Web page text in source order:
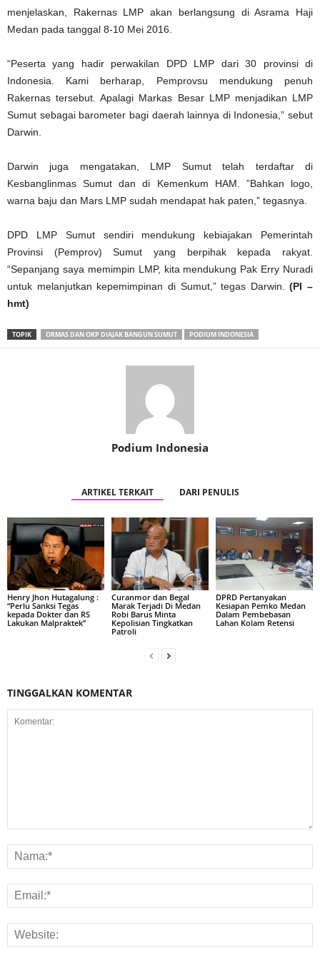
menjelaskan, Rakernas LMP akan berlangsung di Asrama Haji
Medan pada tanggal 8-10 Mei 2016.
“Peserta yang hadir perwakilan DPD LMP dari 30 provinsi di
Indonesia. Kami berharap, Pemprovsu mendukung penuh
Rakernas tersebut. Apalagi Markas Besar LMP menjadikan LMP
Sumut sebagai barometer bagi daerah lainnya di Indonesia,” sebut
Darwin.
Darwin juga mengatakan, LMP Sumut telah terdaftar di
Kesbanglinmas Sumut dan di Kemenkum HAM. ”Bahkan logo,
warna baju dan Mars LMP sudah mendapat hak paten,” tegasnya.
DPD LMP Sumut sendiri mendukung kebiajakan Pemerintah
Provinsi (Pemprov) Sumut yang berpihak kepada rakyat.
“Sepanjang saya memimpin LMP, kita mendukung Pak Erry Nuradi
untuk melanjutkan kepemimpinan di Sumut,” tegas Darwin.
(PI –
hmt)
TOPIK ORMAS DAN OKP DIAJAK BANGUN SUMUT PODIUM INDONESIA
Podium Indonesia
ARTIKEL TERKAIT DARI PENULIS
Henry Jhon Hutagalung :
“Perlu Sanksi Tegas
kepada Dokter dan RS
Lakukan Malpraktek”
Curanmor dan Begal
Marak Terjadi Di Medan
Robi Barus Minta
Kepolisian Tingkatkan
Patroli
DPRD Pertanyakan
Kesiapan Pemko Medan
Dalam Pembebasan
Lahan Kolam Retensi
TINGGALKAN KOMENTAR